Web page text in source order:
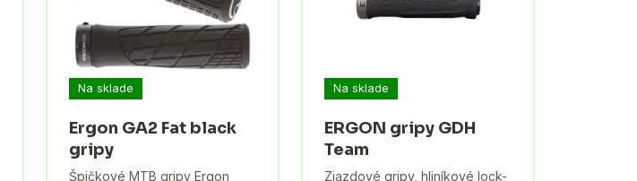
Na sklade
Ergon GA2 Fat black
gripy
Špičkové MTB gripy Ergon
Na sklade
ERGON gripy GDH
Team
Zjazdové gripy, hliníkové lock-